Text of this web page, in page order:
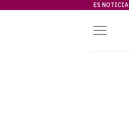
ES NOTICIA
Menú